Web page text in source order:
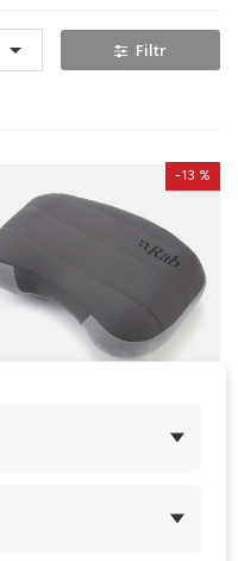
 Filtr
Lekka, składana poduszka
-13 %